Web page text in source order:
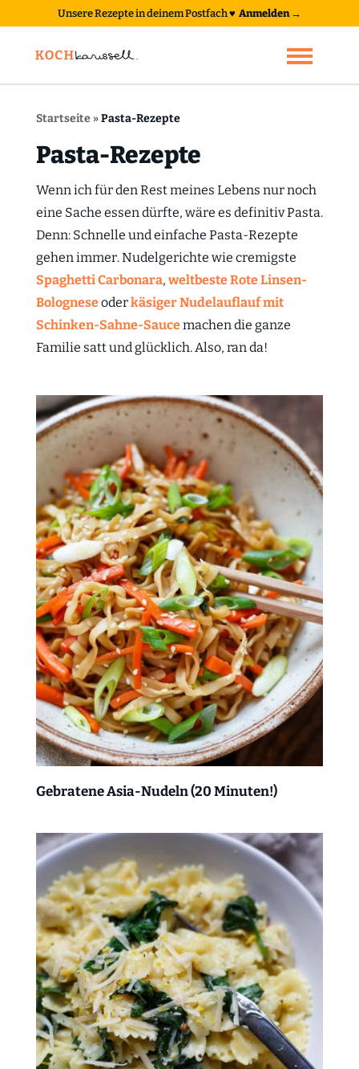
Unsere Rezepte in deinem Postfach♥ Anmelden →
Startseite»Pasta-Rezepte
Pasta-Rezepte
Wenn ich für den Rest meines Lebens nur noch
eine Sache essen dürfte, wäre es definitiv Pasta.
Denn: Schnelle und einfache Pasta-Rezepte
gehen immer. Nudelgerichte wie cremigste
Spaghetti Carbonara, weltbeste Rote Linsen-
Bologneseoderkäsiger Nudelauflauf mit
Schinken-Sahne-Saucemachen die ganze
Familie satt und glücklich. Also, ran da!
Gebratene Asia-Nudeln (20 Minuten!)